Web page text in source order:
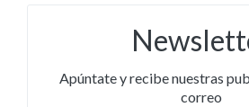
Apúntate y recibe nuestras
correo